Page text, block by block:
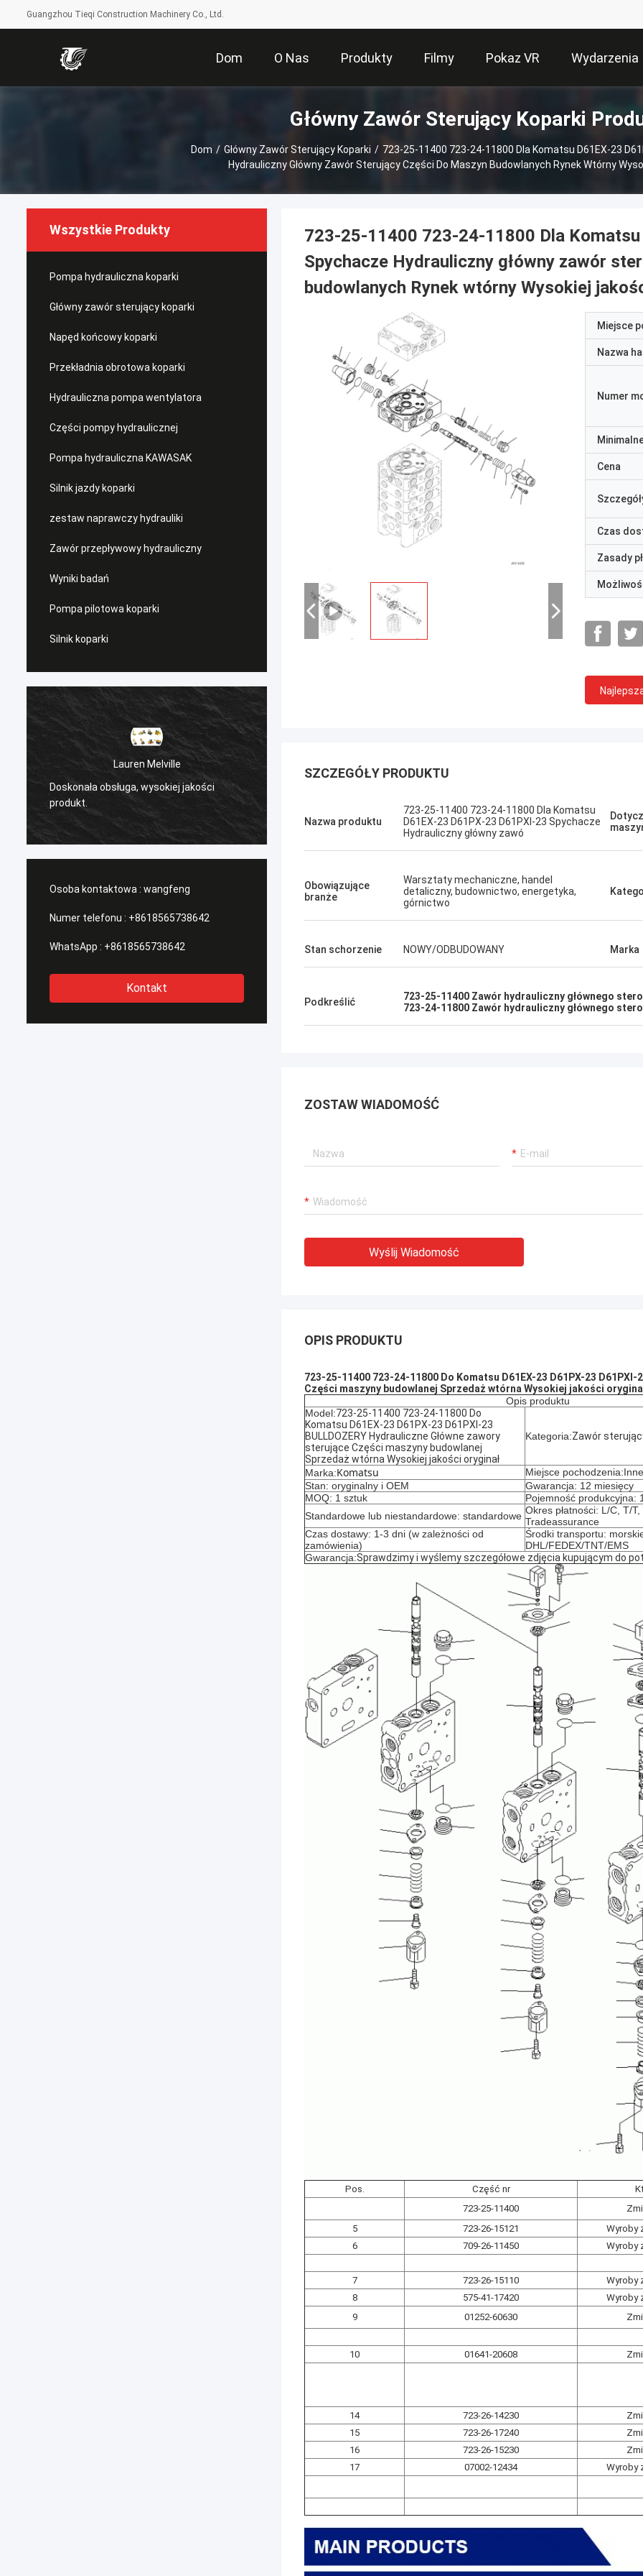
Guangzhou Tieqi Construction Machinery Co., Ltd.
Dom O Nas Produkty Filmy Pokaz VR Wydarzenia
Główny Zawór Sterujący Koparki
Dom / Główny Zawór Sterujący Koparki / 723-25-11400 723-24-11800 Dla Komatsu D61EX-23
Hydrauliczny Główny Zawór Sterujący Części Do Maszyn Budowlanych Rynek Wtórny
Wszystkie Produkty
Pompa hydrauliczna koparki
Główny zawór sterujący koparki
Napęd końcowy koparki
Przekładnia obrotowa koparki
Hydrauliczna pompa wentylatora
Części pompy hydraulicznej
Pompa hydrauliczna KAWASAK
Silnik jazdy koparki
zestaw naprawczy hydrauliki
Zawór przepływowy hydrauliczny
Wyniki badań
Pompa pilotowa koparki
Silnik koparki
Lauren Melville
Doskonała obsługa, wysokiej jakości
produkt.
Sanёк Нижегородский
Osoba kontaktowa : wangfeng
Numer telefonu : +8618565738642
WhatsApp : +8618565738642
Kontakt
723-25-11400 723-24-11800 Dla Komatsu
Spychacze Hydrauliczny główny zawór
budowlanych Rynek wtórny Wysokiej
Miejsce
Nazwa
Numer
Cena
Czas
Zasady
SZCZEGÓŁY PRODUKTU
Nazwa produktu
723-25-11400 723-24-11800 Dla Komatsu
D61EX-23 D61PX-23 D61PXI-23 Spychacze
Hydrauliczny główny zawó
Obowiązujące
branże
Warsztaty mechaniczne, handel
detaliczny, budownictwo, energetyka,
górnictwo
Stan schorzenie NOWY/ODBUDOWANY Marka
Podkreślić 723-25-11400 Zawór hydrauliczny głównego
723-24-11800 Zawór hydrauliczny głównego
ZOSTAW WIADOMOŚĆ
Wyślij Wiadomość
OPIS PRODUKTU
723-25-11400 723-24-11800 Do Komatsu D61EX-23 D61PX-23
Części maszyny budowlanej Sprzedaż wtórna Wysokiej jakości
Opis produktu
Model:723-25-11400 723-24-11800 Do
Komatsu D61EX-23 D61PX-23 D61PXI-23
BULLDOZERY Hydrauliczne Główne zawory
sterujące Części maszyny budowlanej
Sprzedaż wtórna Wysokiej jakości oryginał
Kategoria:Zawór
Marka:Komatsu
Miejsce
Stan: oryginalny i OEM
Gwarancja: 12 miesięcy
MOQ: 1 sztuk
Pojemność produkcyjna:
Standardowe lub niestandardowe: standardowe Okres płatności: L/C, T/T,
Tradeassurance
Czas dostawy: 1-3 dni (w zależności od
zamówienia)
Środki transportu:
DHL/FEDEX/TNT/EMS
Gwarancja:Sprawdzimy i wyślemy szczegółowe zdjęcia kupującym do
Pos. Część nr
723-25-11400
5
723-26-15121 Wyroby
6
709-26-11450 Wyroby
7
723-26-15110 Wyroby
8
575-41-17420 Wyroby
9
01252-60630
10
01641-20608
14
723-26-14230
15
723-26-17240
16
723-26-15230
17
07002-12434 Wyroby